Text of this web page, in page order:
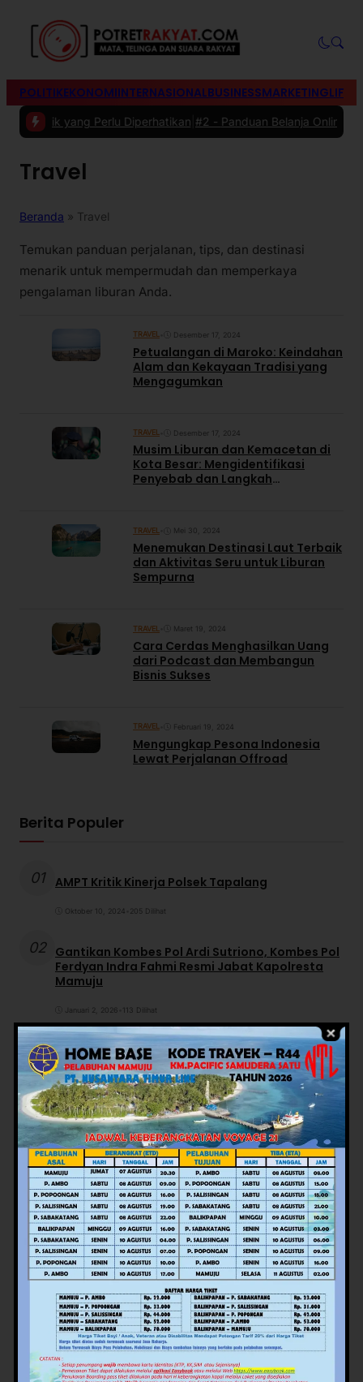
POLITIKEKONOMIINTERNASIONALBUSINESSMARKETING
yang Perlu Diperhatikan|#2 - Panduan Belanja Online
Travel
Beranda » Travel
Temukan panduan perjalanan, tips, dan destinasi
menarik untuk mempermudah dan memperkaya
pengalaman liburan Anda.
TRAVEL Desember 17, 2024
Petualangan di Maroko: Keindahan
Alam dan Kekayaan Tradisi yang
Mengagumkan
TRAVEL Desember 17, 2024
Musim Liburan dan Kemacetan di
Kota Besar: Mengidentifikasi
Penyebab dan Langkah
TRAVEL Mei 30, 2024
Menemukan Destinasi Laut Terbaik
dan Aktivitas Seru untuk Liburan
Sempurna
TRAVEL Maret 19, 2024
Cara Cerdas Menghasilkan Uang
dari Podcast dan Membangun
Bisnis Sukses
TRAVEL Februari 19, 2024
Mengungkap Pesona Indonesia
Lewat Perjalanan Offroad
Berita Populer
01 AMPT Kritik Kinerja Polsek Tapalang
Oktober 10, 2024 205 Dilihat
02 Gantikan Kombes Pol Ardi Sutriono, Kombes Pol
Ferdyan Indra Fahmi Resmi Jabat Kapolresta
Mamuju
Januari 2, 2026 113 Dilihat
03 DLH dan Anggota DPR Bertindak Cepat
Menelusuri Perubahan Warna Air Sungai di
Topoyo, Kabupaten Mamuju Tengah
Maret 5, 2026•108 Dilihat
04 Gubernur SDK Kunjungi Makam Pejuang Sulbar
dan Mara’dia Tokape Arajang Balanipa di Jatim
Juli 5, 2025• 98 Dilihat
05 Kasi Humas Polres Mateng Hadiri Pelantikan
DPW Ikatan Jurnalis Sulbar di Mamuju Tengah
Februari 7, 2026•97 Dilihat
Berita Terbaru
Sambut HUT ke-12, Ikatan Jurnalis Sulbar
(IJS) Gelar Rapat Matangkan Persiapan